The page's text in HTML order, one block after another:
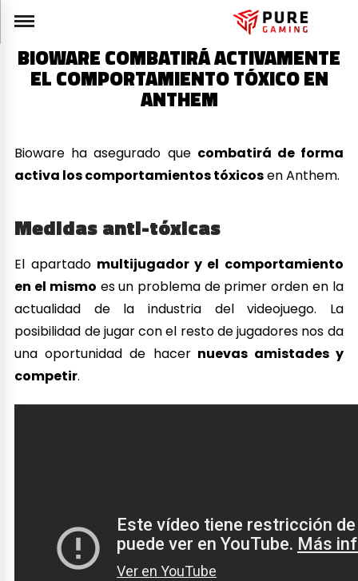
BIOWARE COMBATIRÁ ACTIVAMENTE
EL COMPORTAMIENTO TÓXICO EN
ANTHEM
Bioware ha asegurado que combatirá de forma
activa los comportamientos tóxicosen Anthem.
Medidas anti-tóxicas
El apartado multijugador y el comportamiento
en el mismo es un problema de primer orden en la
actualidad de la industria del videojuego. La
posibilidad de jugar con el resto de jugadores nos da
una oportunidad de hacernuevas amistades y
competir.